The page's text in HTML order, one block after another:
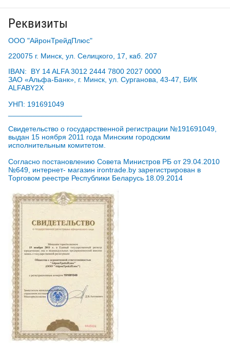
Реквизиты
ООО "АйронТрейдПлюс"
220075 г. Минск, ул. Селицкого, 17, каб. 207
IBAN: BY 14 ALFA 3012 2444 7800 2027 0000
ЗАО «Альфа-Банк», г. Минск, ул. Сурганова, 43-47, БИК
ALFABY2X
УНП: 191691049
Свидетельство о государственной регистрации №191691049,
выдан 15 ноября 2011 года Минским городским
исполнительным комитетом.
Согласно постановлению Совета Министров РБ от 29.04.2010
№649, интернет- магазин irontrade.by зарегистрирован в
Торговом реестре Республики Беларусь 18.09.2014